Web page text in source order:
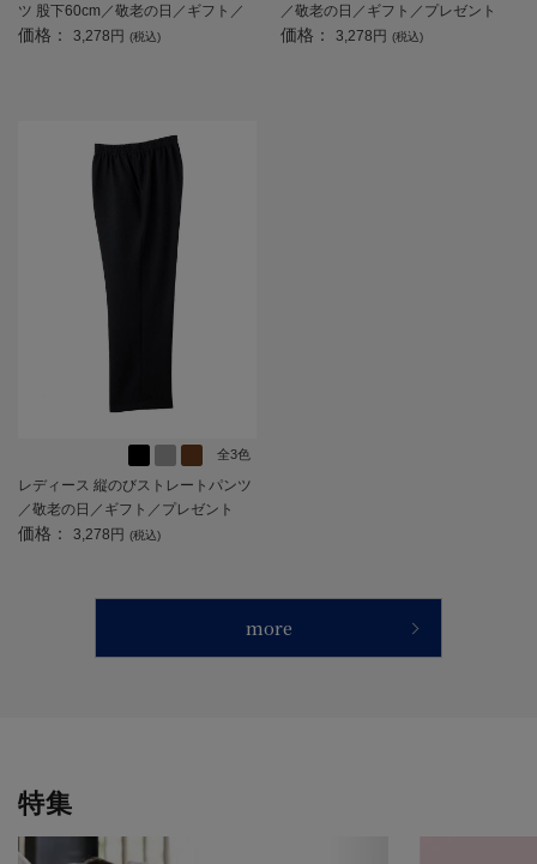
ツ 股下60cm／敬老の日／ギフト／
プレゼント 【CF】
価格： 3,278円 (税込)
／敬老の日／ギフト／プレゼント
【CF】
価格： 3,278円 (税込)
全3色
レディース 縦のびストレートパンツ
／敬老の日／ギフト／プレゼント
【CF】
価格： 3,278円 (税込)
more
特集